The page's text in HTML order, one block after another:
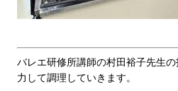
バレエ研修所講師の村田裕子先生
力して調理していきます。